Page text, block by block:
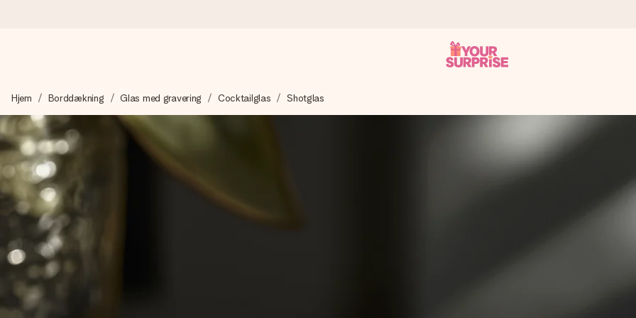
Vi laver din gave med omhu og sender den lynhurtigt – så du kan give den på det helt rette tidspunkt, når den betyder allermest.
4,7 (baseret på +15.000 anmeldelser)
Vores gaver inspirerer. Kunderne giver os 4,7 på Google Reviews.
Gratis kort med hilsen
Lav noget særligt i blot få trin – med hendes navn, et billede af dig eller en besked, der går lige i hendes hjerte. Intet besvær men
Hjem Borddækning Glas med gravering Cocktailglas Shotglas